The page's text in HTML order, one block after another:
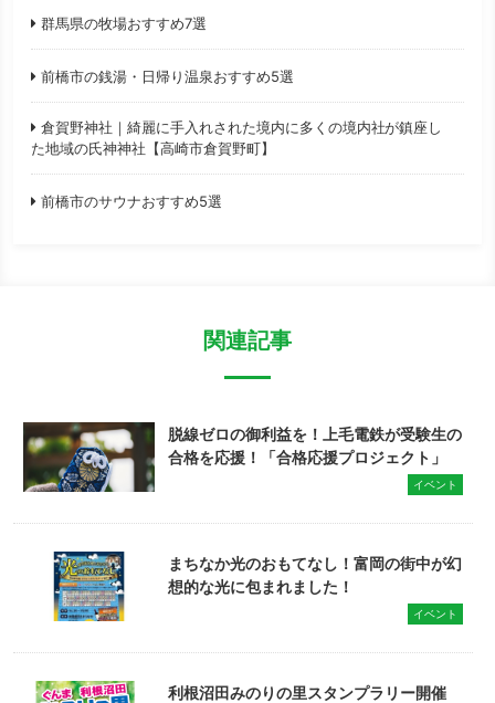
群馬県の牧場おすすめ7選
前橋市の銭湯・日帰り温泉おすすめ5選
倉賀野神社｜綺麗に手入れされた境内に多くの境内社が鎮座し
た地域の氏神神社【高崎市倉賀野町】
前橋市のサウナおすすめ5選
関連記事
脱線ゼロの御利益を！上毛電鉄が受験生の
合格を応援！「合格応援プロジェクト」
イベント
まちなか光のおもてなし！富岡の街中が幻
想的な光に包まれました！
イベント
利根沼田みのりの里スタンプラリー開催